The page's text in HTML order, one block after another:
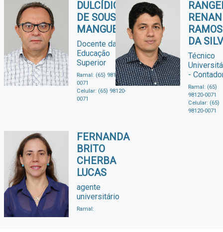
DULCÍDIO
DE SOUSA
MANGUEIRA
Docente da
Educação
Superior
Ramal: (65) 98120-
0071
Celular: (65) 98120-
0071
RENAN
RAMOS
DA
Técnico
-
Ramal: (65)
98120-0071
Celular: (65)
98120-0071
FERNANDA
BRITO
CHERBA
LUCAS
agente
universitário
Ramal: